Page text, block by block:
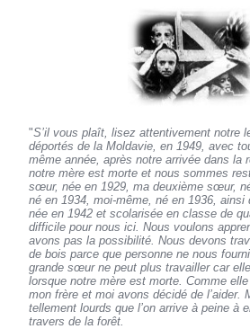
"S’il vous plaît, lisez attentivement notre
déportés de la Moldavie, en 1949, avec
même année, après notre arrivée dans la
notre mère est morte et nous sommes
sœur, née en 1929, ma deuxième sœur,
né en 1934, moi-même, né en 1936,
née en 1942 et scolarisée en classe de
difficile pour nous ici. Nous voulons
avons pas la possibilité. Nous devons
de bois parce que personne ne nous
grande sœur ne peut plus travailler car
lorsque notre mère est morte. Comme
mon frère et moi avons décidé de l’aider.
tellement lourds que l’on arrive à peine à
travers de la forêt.